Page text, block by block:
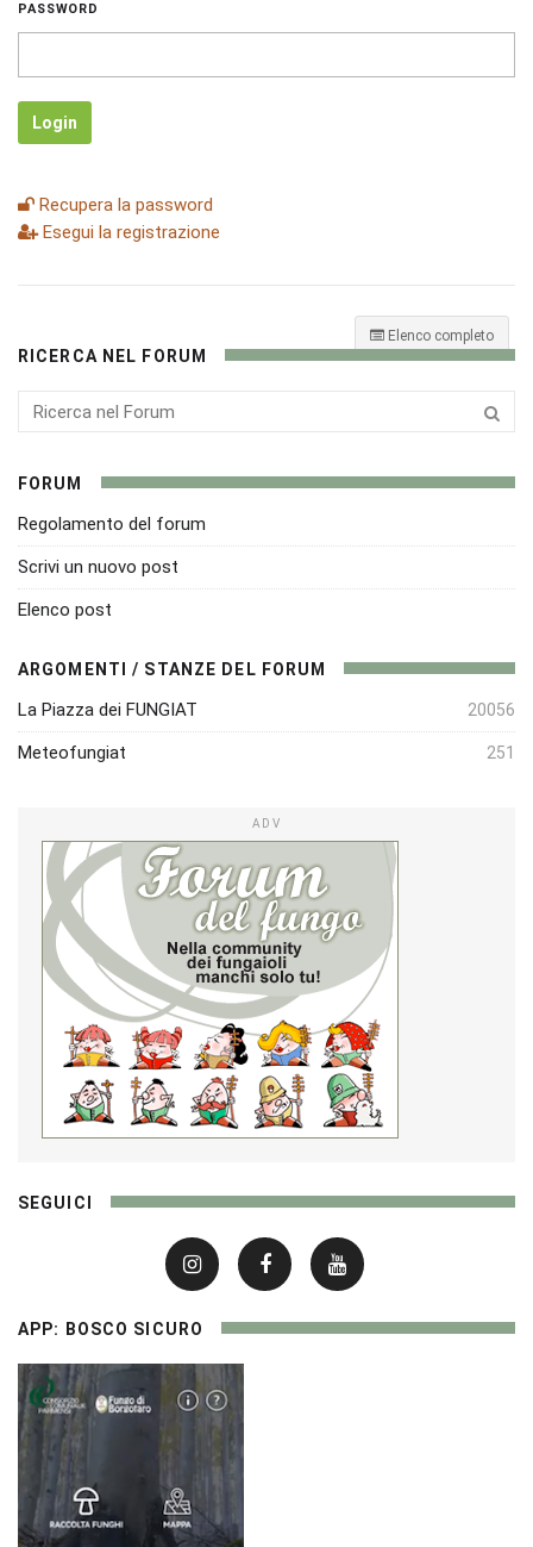
PASSWORD
Login
Recupera la password
Esegui la registrazione
Elenco completo
RICERCA NEL FORUM
FORUM
Regolamento del forum
Scrivi un nuovo post
Elenco post
ARGOMENTI / STANZE DEL FORUM
La Piazza dei FUNGIAT 20056
Meteofungiat 251
ADV
SEGUICI
APP: BOSCO SICURO